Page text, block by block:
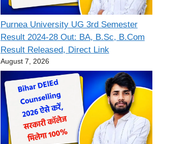
Purnea University UG 3rd Semester
Result 2024-28 Out: BA, B.Sc, B.Com
Result Released, Direct Link
August 7, 2026